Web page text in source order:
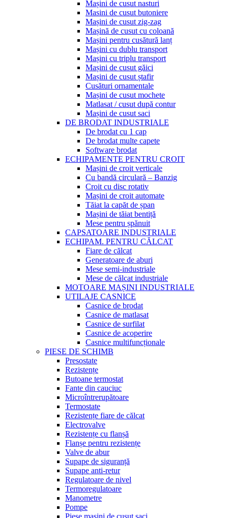
Mașini de cusut nasturi
Masini de cusut butoniere
Mașini de cusut zig-zag
Mașină de cusut cu coloană
Mașini pentru cusătură lanț
Mașini cu dublu transport
Mașini cu triplu transport
Mașini de cusut găici
Mașini de cusut ștafir
Cusături ornamentale
Mașini de cusut mochete
Matlasat / cusut după contur
Mașini de cusut saci
DE BRODAT INDUSTRIALE
De brodat cu 1 cap
De brodat multe capete
Software brodat
ECHIPAMENTE PENTRU CROIT
Mașini de croit verticale
Cu bandă circulară – Banzig
Croit cu disc rotativ
Mașini de croit automate
Tăiat la capăt de șpan
Mașini de tăiat bentiță
Mese pentru șpănuit
CAPSATOARE INDUSTRIALE
ECHIPAM. PENTRU CĂLCAT
Fiare de călcat
Generatoare de aburi
Mese semi-industriale
Mese de călcat industriale
MOTOARE MAȘINI INDUSTRIALE
UTILAJE CASNICE
Casnice de brodat
Casnice de matlasat
Casnice de surfilat
Casnice de acoperire
Casnice multifuncționale
PIESE DE SCHIMB
Presostate
Rezistențe
Butoane termostat
Fante din cauciuc
Microîntrerupătoare
Termostate
Rezistențe fiare de călcat
Electrovalve
Rezistențe cu flanșă
Flanșe pentru rezistențe
Valve de abur
Supape de siguranță
Supape anti-retur
Regulatoare de nivel
Termoregulatoare
Manometre
Pompe
Piese mașini de cusut saci